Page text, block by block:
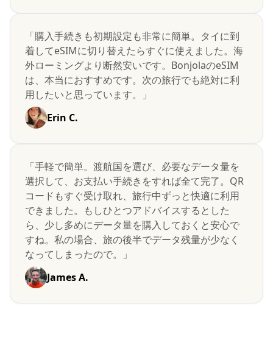
「購入手続きも初期設定も非常に簡単。タイに到
着してeSIMに切り替えたらすぐに使えました。海
外ローミングより断然安いです。BonjolaのeSIM
は、本当におすすめです。次の旅行でも絶対に利
用したいと思っています。」
Erin C.
「手軽で簡単。渡航国を選び、必要なデータ量を
選択して、お支払い手続きをすれば全て完了。QR
コードもすぐ受け取れ、旅行中ずっと快適に利用
できました。もしひとつアドバイスするとした
ら、少し多めにデータ量を購入しておくと安心で
すね。私の場合、旅の後半でデータ残量が少なく
なってしまったので。」
James A.